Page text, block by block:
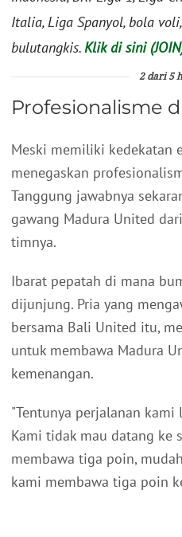
Italia, Liga Spanyol, bola
bulutangkis.Klik di sini
2 dari 5
Profesionalisme
Meski memiliki kedekatan
menegaskan
Tanggung jawabnya
gawang Madura United
timnya.
Ibarat pepatah di mana
dijunjung. Pria yang
bersama Bali United itu,
untuk membawa Madura
kemenangan.
"Tentunya perjalanan kami
Kami tidak mau datang ke
membawa tiga poin,
kami membawa tiga poin